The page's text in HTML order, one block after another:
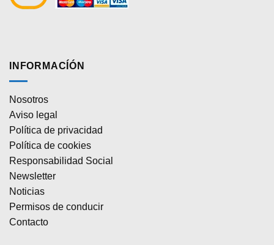
INFORMACÍÓN
Nosotros
Aviso legal
Política de privacidad
Política de cookies
Responsabilidad Social
Newsletter
Noticias
Permisos de conducir
Contacto